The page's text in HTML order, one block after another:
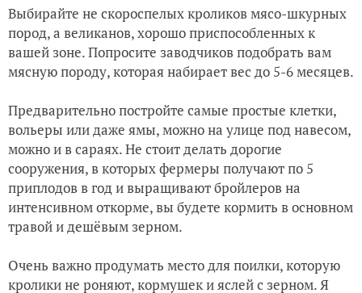
Выбирайте не скороспелых кроликов мясо-шкурных
пород, а великанов, хорошо приспособленных к
вашей зоне. Попросите заводчиков подобрать вам
мясную породу, которая набирает вес до 5-6 месяцев.
Предварительно постройте самые простые клетки,
вольеры или даже ямы, можно на улице под навесом,
можно и в сараях. Не стоит делать дорогие
сооружения, в которых фермеры получают по 5
приплодов в год и выращивают бройлеров на
интенсивном откорме, вы будете кормить в основном
травой и дешёвым зерном.
Очень важно продумать место для поилки, которую
кролики не роняют, кормушек и яслей с зерном. Я